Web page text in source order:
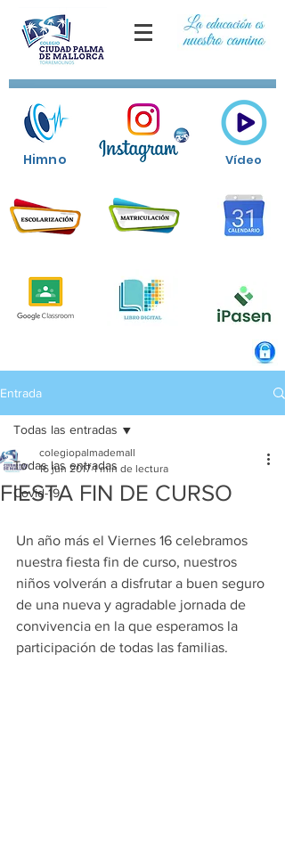
Himno Vídeo
Entrada
Todas las entradas
Covid-19
Todas las entradas
FIESTA FIN DE CURSO
colegiopalmademall
16 jun 2017 1 min de lectura
Un año más el Viernes 16 celebramos
nuestra fiesta fin de curso, nuestros
niños volverán a disfrutar a buen seguro
de una nueva y agradable jornada de
convivencia en la que esperamos la
participación de todas las familias.